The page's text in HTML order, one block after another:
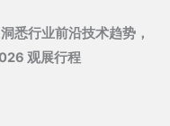
洞悉行业前沿技术趋势，
观展行程